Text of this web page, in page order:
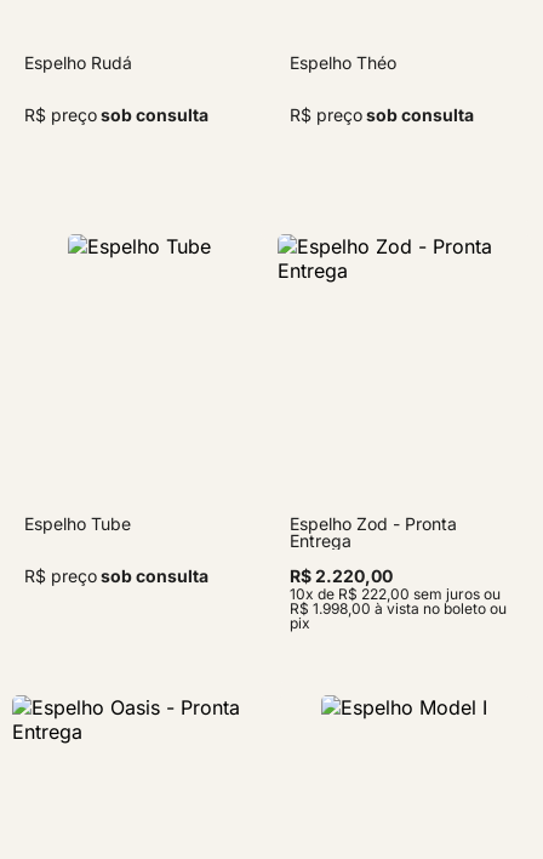
Espelho Rudá
R$ preçosob consulta
Espelho Théo
R$ preçosob consulta
Espelho Tube
R$ preçosob consulta
Espelho Zod - Pronta
Entrega
R$ 2.220,00
10x de R$ 222,00 sem juros ou
R$ 1.998,00 à vista no boleto ou
pix